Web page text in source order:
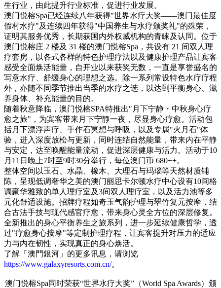
亿兆生物：本是一项技术，我却
把它设计成平台
07-25
资鲸精选 | 一个一级市场投资人的
思维框架
09-11
资鲸精选 | 股权代持的风险防范超
级锦囊！！！（附超经典案
例！！）
10-26
资鲸精选 | 名创优品获腾讯等10亿
战略投资 深度长文解密运营之道
09-30
生行业，由此提升行业标准，促进行业发展。
澳门悦榕Spa已经连续八年获得"世界水疗大奖——澳门最佳度
假村水疗"及连续四年获得"中国养生与水疗颁奖礼"的殊荣，
证明其服务优秀，长期获国内外权威机构的青睐及认同。位于
澳门悦榕庄 2 楼及 31 楼的澳门悦榕Spa，共设有 21 间双人理
疗套房，以各式各样的特色护理疗法以及健康护理产品让宾客
感受全面焕活能量，自开业以来获奖无数，一直是享誉盛名的
写意水疗、舒缓身心的理想之选。除一系列常设特色水疗疗程
外，亦随不同季节推出当季的水疗之选，以达到平衡身心、滋
养身体、补充能量的目的。
随着秋意降临，澳门悦榕SPA特推出"月下宁静・中秋身心疗
愈之旅"，为宾客带来月下宁静一夜，尽显身心疗愈。活动包
括月下漂浮声疗、手作石冥想与呼吸，以及专属"火月石"体
验，进入深度放松与更新，同时连结自然能量，带来内在平静
与安定，达至唤醒能量流动，促进深层健康与活力。活动于10
月11日晚上7时至9时30分举行，每位澳门币 680++。
整体空间以玉石、水晶、橡木、大理石与玛瑙等天然材质铺
陈，呈现低调奢华之美的澳门丽思卡尔顿水疗中心设有10间格
调豪华雅致的单人理疗室及3间双人理疗室，以及活力池等多
元化舒适设施。招牌疗程如奇玉气韵护理与翠竹复元按摩，结
合古法手技与现代感官疗愈，带来身心灵全方位的深层修复。
全新推出的身心平衡养生之旅系列，进一步延续健康哲学，透
过"疗愈身心按摩"等定制护理疗程，让宾客提升对压力的适应
力与内在韧性，实现真正的身心焕活。
了解「澳門銀河」的更多讯息，请浏览
https://www.galaxyresorts.com.cn/。
澳门悦榕Spa同时荣获“世界水疗大奖”（World Spa Awards）颁